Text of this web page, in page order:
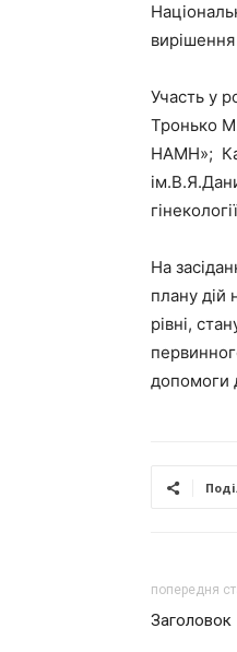
Участь у
Тронько
НАМН»;
На
плану дій
рівні,
допомоги
попередня
Заголовок